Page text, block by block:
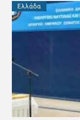
Ελλάδα